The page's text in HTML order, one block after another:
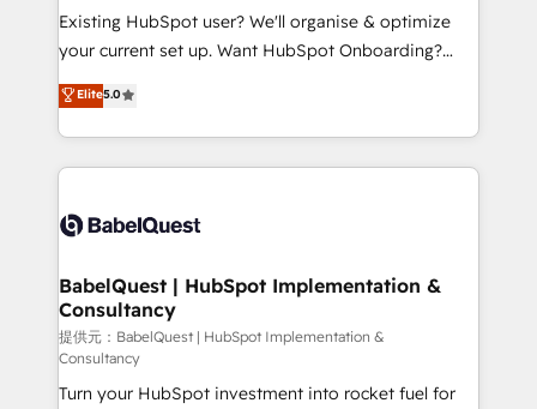
technology, professional services, financial services
and industrial sectors. Offices in Johannesburg, Cape
implementations delivered. AI visibility coverage
across ChatGPT, Claude, Perplexity, Gemini and
Innovation HubSpot Impact Award - Platform
Migration Excellence HubSpot Impact Award -
professionals.
Existing HubSpot user? We'll organise & optimize
your current set up. Want HubSpot Onboarding?
We'll customise your CRM & automate your business
processes. Welcome to our Profile! We can help
with... • CRM implementation, reports & workflows,
and team training • CRM migration: Salesforce,
Custom API integrations & ERP systems inc. SAP and
super skilled members) • 150+ Clients for Sales Hub,
Marketing Hub, Service Hub, Data Hub and Website
(CMS) • ISO/IEC 27001:2022, ISO 9001:2015 and
now... ISO 42001: 2023 certified • Exclusive AI
'GuardHub' governance framework, based on ISO
Elite5.0
BabelQuest | HubSpot Implementation &
Consultancy
提供元：BabelQuest | HubSpot Implementation &
Consultancy
Turn your HubSpot investment into rocket fuel for